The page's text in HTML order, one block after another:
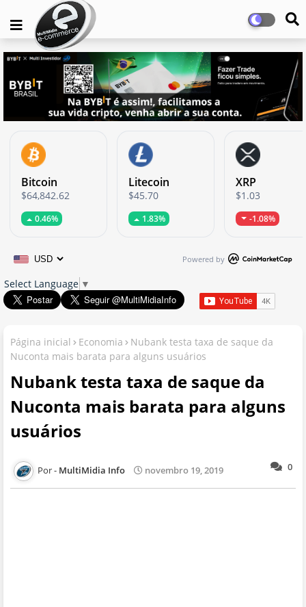
Bitcoin
$64,842.62
0.46%
Litecoin
$45.70
1.83%
XRP
$1.03
-1.08%
Powered by
Select Language ▼
Página inicial Economia
Nubank testa taxa de saque da
Nuconta mais barata para alguns usuários
Nubank testa taxa de saque da
Nuconta mais barata para alguns
usuários
0
MultiMidia Info novembro 19, 2019